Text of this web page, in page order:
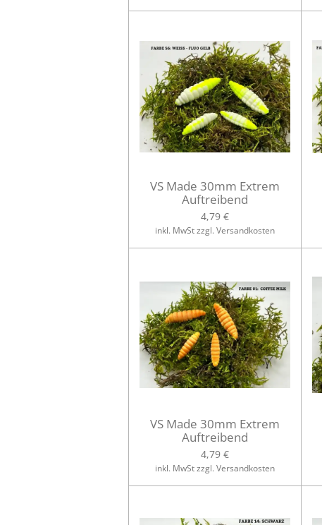
VS Made 30mm Extrem
Auftreibend
4,79 €
inkl. MwSt zzgl. Versandkosten
VS Made 30mm Extrem
Auftreibend
4,79 €
inkl. MwSt zzgl. Versandkosten